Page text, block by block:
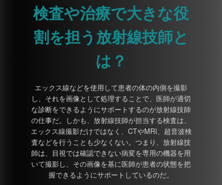
検査や治療で大きな役
割を担う放射線技師と
は？
エックス線などを使用して患者の体の内側を撮影
し、それを画像として処理することで、医師が適切
な診断をできるようにサポートするのが放射線技師
の仕事だ。しかも、放射線技師が担当する検査は、
エックス線撮影だけではなく、CTやMRI、超音波検
査などを行うことも少なくない。つまり、放射線技
師は、目視では確認できない病変を専用の機器を用
いて撮影し、その画像を基に医師が患者の状態を把
握できるようにサポートしているのだ。